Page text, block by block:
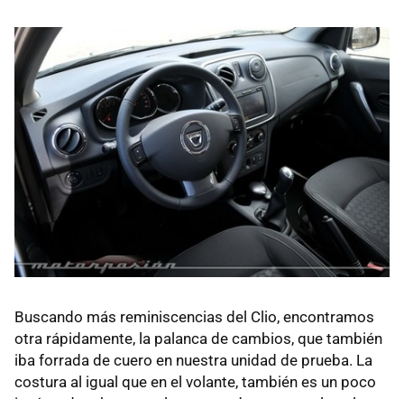
Buscando más reminiscencias del Clio, encontramos
otra rápidamente, la palanca de cambios, que también
iba forrada de cuero en nuestra unidad de prueba. La
costura al igual que en el volante, también es un poco